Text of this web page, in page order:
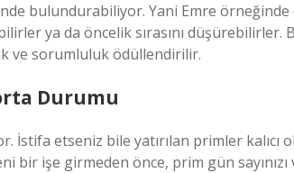
bulundurabiliyor. Yani Emre
ya da öncelik sırasını düşürebilirler.
ve sorumluluk ödüllendirilir.
Durumu
İstifa etseniz bile yatırılan primler
bir işe girmeden önce, prim gün sayınızı